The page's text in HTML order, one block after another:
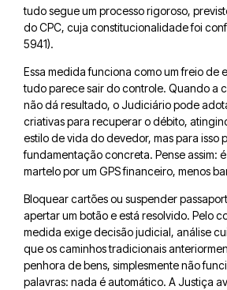
tudo segue um processo rigoroso,
do CPC, cuja constitucionalidade foi
5941).
Essa medida funciona como um freio de
tudo parece sair do controle. Quando a
não dá resultado, o Judiciário pode
criativas para recuperar o débito,
estilo de vida do devedor, mas para isso
fundamentação concreta. Pense assim:
martelo por um GPS financeiro, menos
Bloquear cartões ou suspender
apertar um botão e está resolvido. Pelo
medida exige decisão judicial, análise
que os caminhos tradicionais
penhora de bens, simplesmente não
palavras: nada é automático. A Justiça